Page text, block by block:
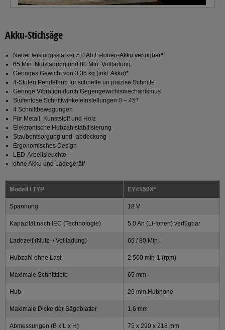
Akku-Stichsäge
Neuer leistungsstarker 5,0 Ah Li-Ionen-Akku verfügbar*
65 Min. Nutzladung und 80 Min. Vollladung
Geringes Gewicht von 3,35 kg (inkl. Akku)*
4-Stufen Pendelhub für schnelle un präzise Schnitte
Geringe Vibration durch Gegengewichtsmechanismus
Stufenlose Schnittwinkeleinstellungen 0 – 45º
4 Schnittbewegungen
Für Metall, Kunststoff und Holz
Elektronische Hubzahlstabilisierung
Staubentsorgung und -abdeckung
Ergonomisches Design
LED-Arbeitsleuchte
ohne Akku und Ladegerät*
Modell / TYP EY4550X*
Spannung 18 V
Kapazität nach IEC (Technologie) 5,0 Ah (Li-Ionen) verfügbar
Ladezeit (Nutz- / Vollladung) 65 / 80 Min.
Hubzahl ohne Last 2.500 min-1 (rpm)
Maximale Schnitttiefe 65 mm
Hub 26 mm Hubhöhe
Maximale Dicke der Sägeblätter 1,6 mm
Abmessungen (B x L x H) 75 x 290 x 218 mm